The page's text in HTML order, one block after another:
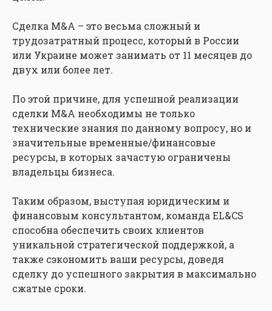
Сделка M&A – это весьма сложный и
трудозатратный процесс, который в России
или Украине может занимать от 11 месяцев до
двух или более лет.
По этой причине, для успешной реализации
сделки M&A необходимы не только
технические знания по данному вопросу, но и
значительные временные/финансовые
ресурсы, в которых зачастую ограничены
владельцы бизнеса.
Таким образом, выступая юридическим и
финансовым консультантом, команда EL&CS
способна обеспечить своих клиентов
уникальной стратегической поддержкой, а
также сэкономить ваши ресурсы, доведя
сделку до успешного закрытия в максимально
сжатые сроки.